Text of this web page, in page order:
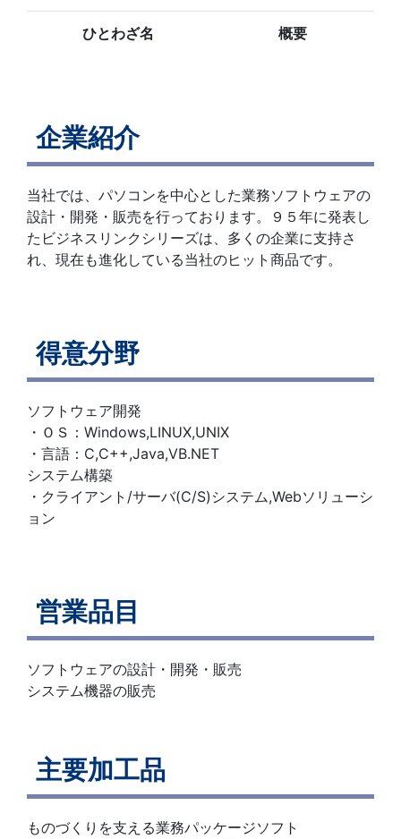
ひとわざ名 概要
企業紹介
当社では、パソコンを中心とした業務ソフトウェアの
設計・開発・販売を行っております。９５年に発表し
たビジネスリンクシリーズは、多くの企業に支持さ
れ、現在も進化している当社のヒット商品です。
得意分野
ソフトウェア開発
・ＯＳ：Windows,LINUX,UNIX
・言語：C,C++,Java,VB.NET
システム構築
・クライアント/サーバ(C/S)システム,Webソリューシ
ョン
営業品目
ソフトウェアの設計・開発・販売
システム機器の販売
主要加工品
ものづくりを支える業務パッケージソフト